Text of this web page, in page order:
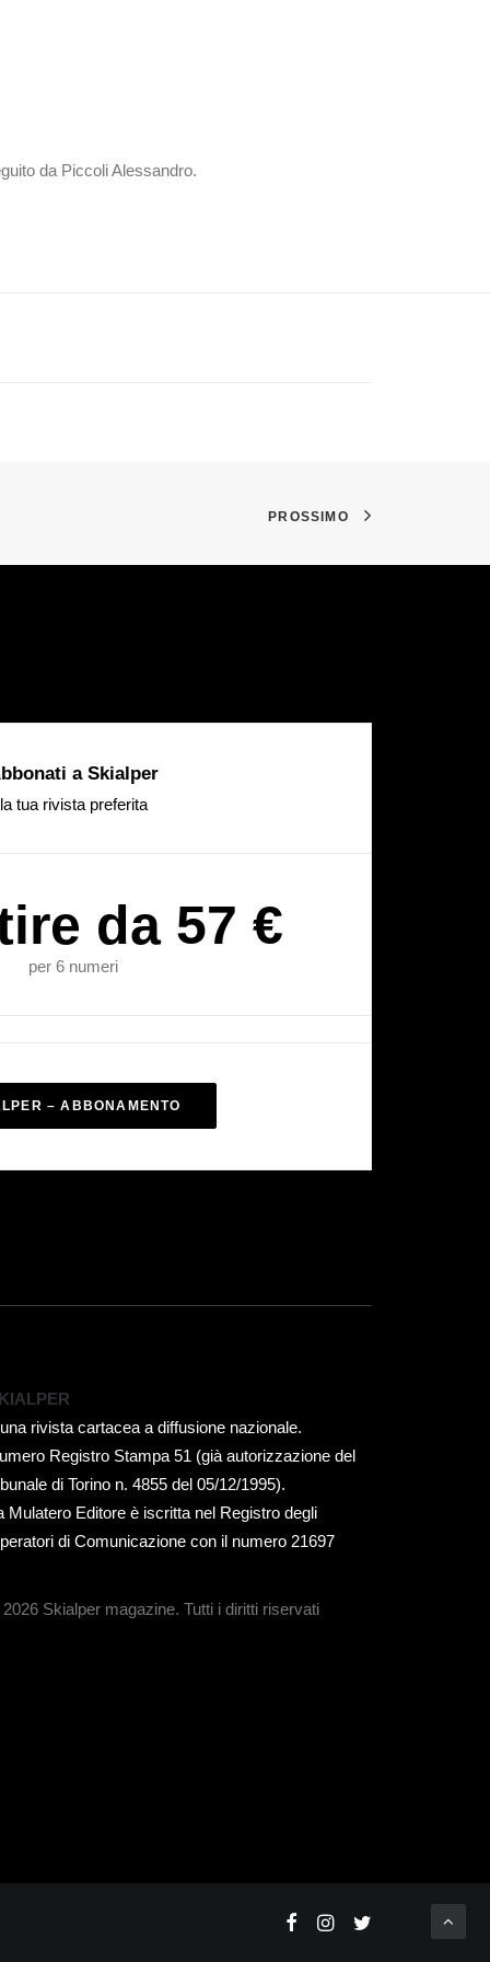
da Piccoli Alessandro.
PROSSIMO
a Skialper
la tua rivista preferita
da 57 €
per 6 numeri
– ABBONAMENTO
rivista cartacea a diffusione nazionale.
Registro Stampa 51 (già autorizzazione del
di Torino n. 4855 del 05/12/1995).
Mulatero Editore è iscritta nel Registro degli
di Comunicazione con il numero 21697
Skialper magazine. Tutti i diritti riservati